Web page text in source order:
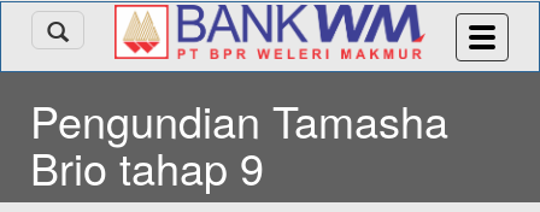
Pengundian Tamasha
Brio tahap 9